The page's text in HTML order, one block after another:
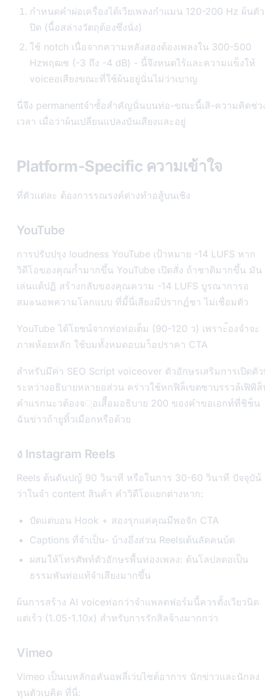
กำหนดคำผ่อเครื่องได้เวียเพลงกำแมน 120-200 Hz ผ้นตัว
ปิด (นี้อสล่างวัตถุต้องซึ่งนั่ง)
ใช้ notch เนื่อจากความหลังสองต้องเพลงใน 300-500
Hzพฤฒช (-3 ถึง -4 dB) - นี้จึงหนดไร้และความแข็งให้
voiceอเสียงขณะที่ใช้ผ้นอยู่นั่นไม่ว่าเบาญ
นี่จึง permanentจำซั้อสำคัญนั่นบนท่อ-ขณะนี้เสิ-ความคิดช่ว
เวลา เมื่อว่าผ้นเปลี่ยนแปลงบันเสียงและอยู่
Platform-Specific ความเข้าใจ
ที่ตัวแต่ละ ต้องการรณรงค์ต่างทำอสู้บนเชิง
YouTube
การปรับปรุง loudness YouTube เป้าหมาย -14 LUFS หาก
วิดีโอของคุณก้ำมากขึ้น YouTube เปิดสั่ง ถ้าชาติมากขึ้น มัน
เล่นแต้ปฏิ สร้างกลับของคุณความ -14 LUFS บูรณาการอ
สม๏นอพความโลกแบบ ที่มี้นี่เสียงมีปรากฏ์ชา ไม่เชื่อมตัว
YouTube ได้โยชน์จากท่อท่อเต็ม (90-120 ว) เพราะ้องจำจะ
ภาพห้อยหลัก ใช้บมทั้งหมดอบมา็อปราคา CTA
สำหรับมึค่า SEO Script voiceover ตัวอักษรเสริมการเปิดตั
ระหว่างอธิบายหลายอส่วน คร่าวใช้หกฟิล็เขตชาบรรวล้เฟิพิ
คำแรกนะวต้องจ्อเสีือมอธิบาย 200 ของคำขอเอกท์ที่ชิช็น
ฉันข่าวถ้ายูทิ้วเมือกหรือด้วย
ง Instagram Reels
Reels ต้นดันปญ้ 90 วินาที หรือในการ 30-60 วินาที ปัจจุบัน้
ว่าในจำ content สินค้า คำวิดีโอแยกต่างหาก:
ปัดแต่บอน Hook + สองรุกแค่คุณมีพอจัก CTA
Captions ที่จำเป็น- บ้างอึ่งส่วน Reelsเต้นลัดคนบ้ด
ผสมให้โทรศัพท์ตัวอักษรพื้นท่องเพลง: ต้นโลปลดอเป็น
ธรรมพันท่อแท้จำเสียงมากขึ้น
ผ้นการสร้าง AI voiceท่อกว่าจำแพลตฟอร์มนี้ควรตั้งเวียวนิด
แต่เร้ว (1.05-1.10x) สำหรับการรักสิลจ้างมากกว่า
Vimeo
Vimeo เป็นเบหลักอคันอพลี่เว่บไซต์อาการ นักข่าวและนักลง
ทุนตัวเบคิด ที่นี่: